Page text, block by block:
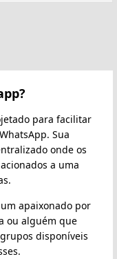
para facilitar
Sua
onde os
a uma
apaixonado por
ou alguém que
disponíveis